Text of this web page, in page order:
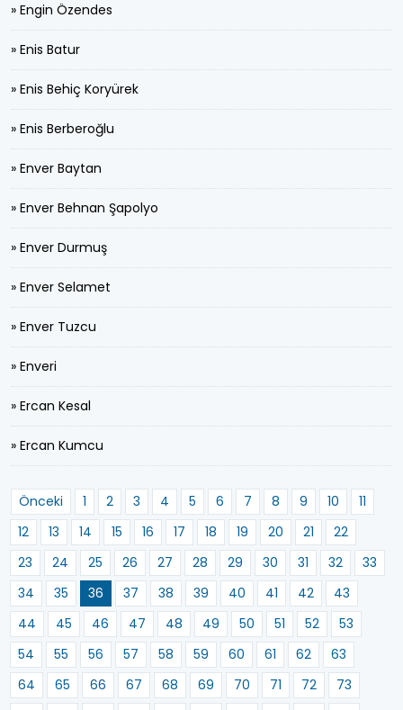
» Engin Özendes
» Enis Batur
» Enis Behiç Koryürek
» Enis Berberoğlu
» Enver Baytan
» Enver Behnan Şapolyo
» Enver Durmuş
» Enver Selamet
» Enver Tuzcu
» Enveri
» Ercan Kesal
» Ercan Kumcu
Önceki 1 2 3 4 5 6 7 8 9 10
11
12
13 14 15 16 17 18 19 20 21
22
23
24 25 26 27 28 29 30 31 32
33
34
35 36 37 38 39 40 41 42
43
44
45 46 47 48 49 50 51 52
53
54
55 56 57 58 59 60 61 62
63
64
65 66 67 68 69 70 71 72
73